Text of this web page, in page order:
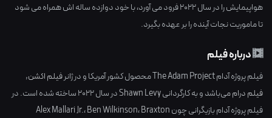
هواپیمایش را در سال 2022 فرود می آورد، با خود دوازده ساله اش همراه می شود
تا ماموریت نجات آینده را بر عهده بگیرد.
درباره فیلم
فیلم پروژه آدام The Adam Project محصول کشور آمریکاو در ژانرفیلم اکشن,
فیلم دراممی‌باشد و به کارگردانیShawn Levyدر سال2022ساخته شده است. در
فیلم پروژه آدام بازیگرانی چون
Alex Mallari Jr.،Ben Wilkinson،Braxton